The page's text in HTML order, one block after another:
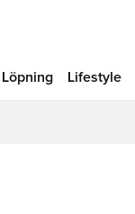
Löpning Lifestyle